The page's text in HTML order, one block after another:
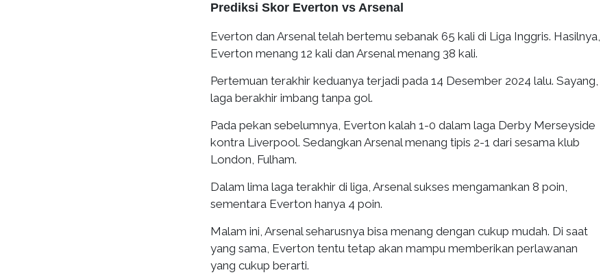
Prediksi Skor Everton vs Arsenal
Everton dan Arsenal telah bertemu sebanak 65 kali di Liga Inggris. Hasilnya,
Everton menang 12 kali dan Arsenal menang 38 kali.
Pertemuan terakhir keduanya terjadi pada 14 Desember 2024 lalu. Sayang,
laga berakhir imbang tanpa gol.
Pada pekan sebelumnya, Everton kalah 1-0 dalam laga Derby Merseyside
kontra Liverpool. Sedangkan Arsenal menang tipis 2-1 dari sesama klub
London, Fulham.
Dalam lima laga terakhir di liga, Arsenal sukses mengamankan 8 poin,
sementara Everton hanya 4 poin.
Malam ini, Arsenal seharusnya bisa menang dengan cukup mudah. Di saat
yang sama, Everton tentu tetap akan mampu memberikan perlawanan
yang cukup berarti.